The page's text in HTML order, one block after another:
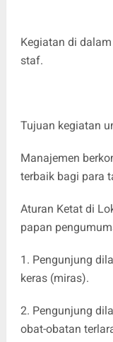
Kegiatan di
staf.
Tujuan kegiatan
Manajemen
terbaik bagi para
Aturan Ketat di
papan
1. Pengunjung
keras (miras).
2. Pengunjung
obat-obatan